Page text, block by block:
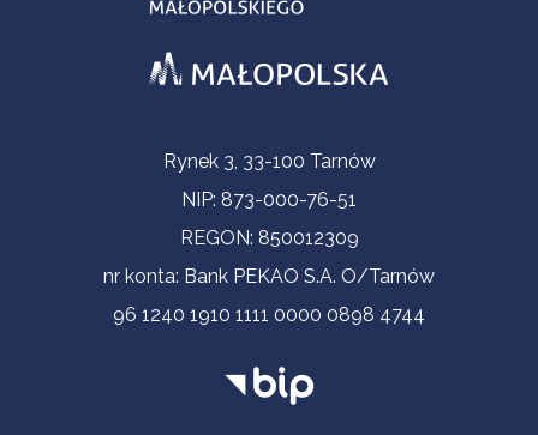
Contact InformationRynek 3, 33-100 Tarnów
NIP: 873-000-76-51
REGON: 850012309
nr konta: Bank PEKAO S.A. O/Tarnów
96 1240 1910 1111 0000 0898 4744